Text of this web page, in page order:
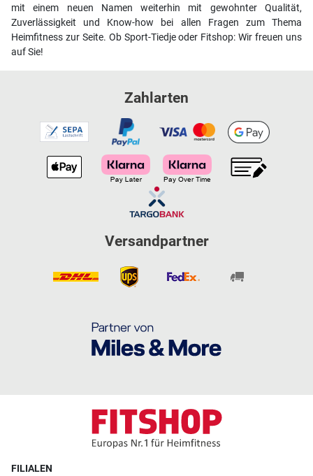
mit einem neuen Namen weiterhin mit gewohnter Qualität,
Zuverlässigkeit und Know-how bei allen Fragen zum Thema
Heimfitness zur Seite. Ob Sport-Tiedje oder Fitshop: Wir freuen uns
auf Sie!
Zahlarten
Versandpartner
FILIALEN